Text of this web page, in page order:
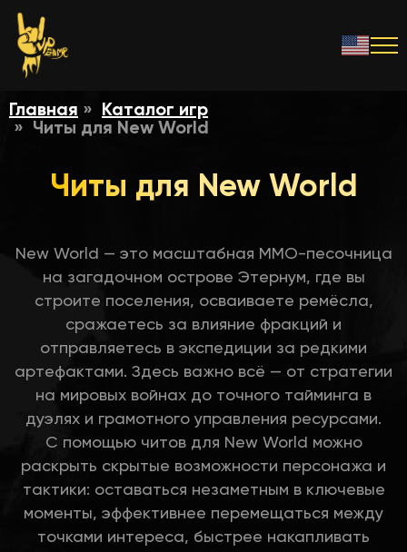
Главная
Каталог игр
Читы для New World
Читы для New World
New World — это масштабная MMO-песочница
на загадочном острове Этернум, где вы
строите поселения, осваиваете ремёсла,
сражаетесь за влияние фракций и
отправляетесь в экспедиции за редкими
артефактами. Здесь важно всё — от стратегии
на мировых войнах до точного тайминга в
дуэлях и грамотного управления ресурсами.
С помощью читов для New World можно
раскрыть скрытые возможности персонажа и
тактики: оставаться незаметным в ключевые
моменты, эффективнее перемещаться между
точками интереса, быстрее накапливать